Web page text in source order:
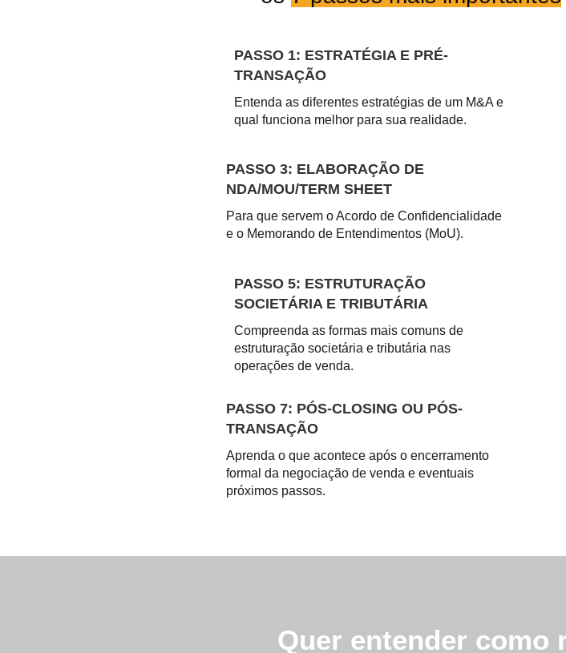
PASSO 1: ESTRATÉGIA E PRÉ-
TRANSAÇÃO
Entenda as diferentes estratégias de um M&A e
qual funciona melhor para sua realidade.
PASSO 3: ELABORAÇÃO DE
NDA/MOU/TERM SHEET
Para que servem o Acordo de Confidencialidade
e o Memorando de Entendimentos (MoU).
PASSO 5: ESTRUTURAÇÃO
SOCIETÁRIA E TRIBUTÁRIA
Compreenda as formas mais comuns de
estruturação societária e tributária nas
operações de venda.
PASSO 7: PÓS-CLOSING OU PÓS-
TRANSAÇÃO
Aprenda o que acontece após o encerramento
formal da negociação de venda e eventuais
próximos passos.
Quer entender como